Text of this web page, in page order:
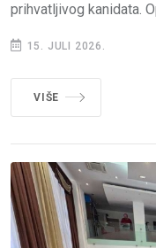
prihvatljivog kanidata.
15. JULI 2026.
VIŠE